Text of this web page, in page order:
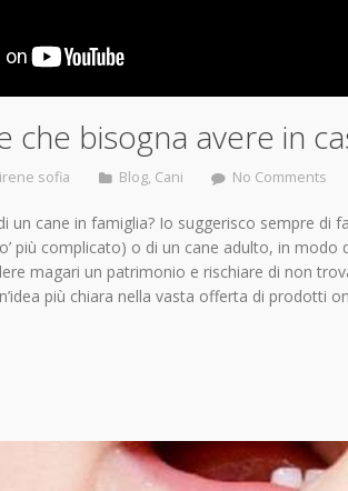
che bisogna avere in
irene sofia Blog, Cani No Comments
un cane in famiglia? Io suggerisco sempre di
più complicato) o di un cane adulto, in
magari un patrimonio e rischiare di non
più chiara nella vasta offerta di prodotti